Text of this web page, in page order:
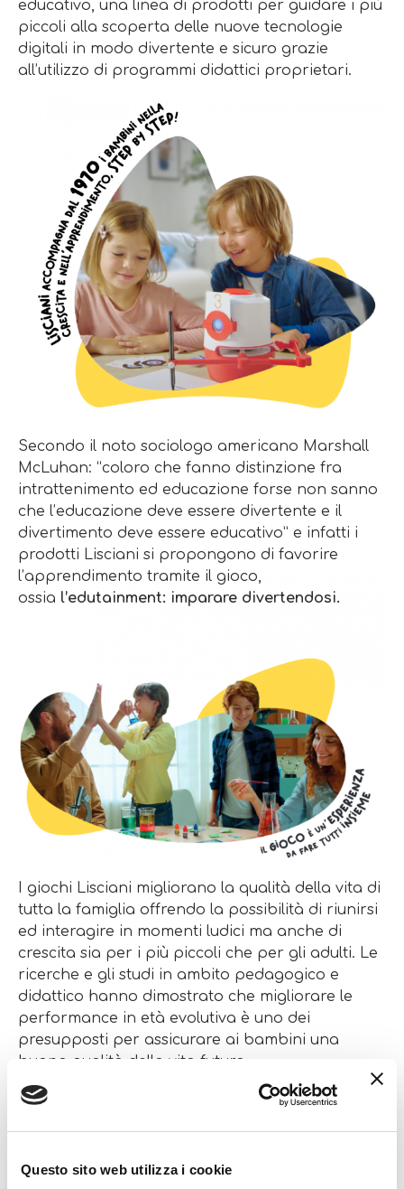
Questo sito web utilizza i cookie
educativo, una linea di prodotti per guidare i più
piccoli alla scoperta delle nuove tecnologie
digitali in modo divertente e sicuro grazie
all’utilizzo di programmi didattici proprietari.
Secondo il noto sociologo americano Marshall
McLuhan: “coloro che fanno distinzione fra
intrattenimento ed educazione forse non sanno
che l’educazione deve essere divertente e il
divertimento deve essere educativo” e infatti i
prodotti Lisciani si propongono di favorire
l’apprendimento tramite il gioco,
ossia l’edutainment: imparare divertendosi.
I giochi Lisciani migliorano la qualità della vita di
tutta la famiglia offrendo la possibilità di riunirsi
ed interagire in momenti ludici ma anche di
crescita sia per i più piccoli che per gli adulti. Le
ricerche e gli studi in ambito pedagogico e
didattico hanno dimostrato che migliorare le
performance in età evolutiva è uno dei
presupposti per assicurare ai bambini una
buona qualità della vita futura.
Il Made in Italy, il forte orientamento al cliente e
livello e rappresentano un importante fattore